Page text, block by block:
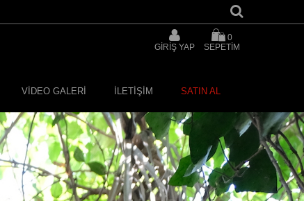
GİRİŞ YAP
0
SEPETİM
VİDEO GALERİ İLETİŞİM SATIN AL